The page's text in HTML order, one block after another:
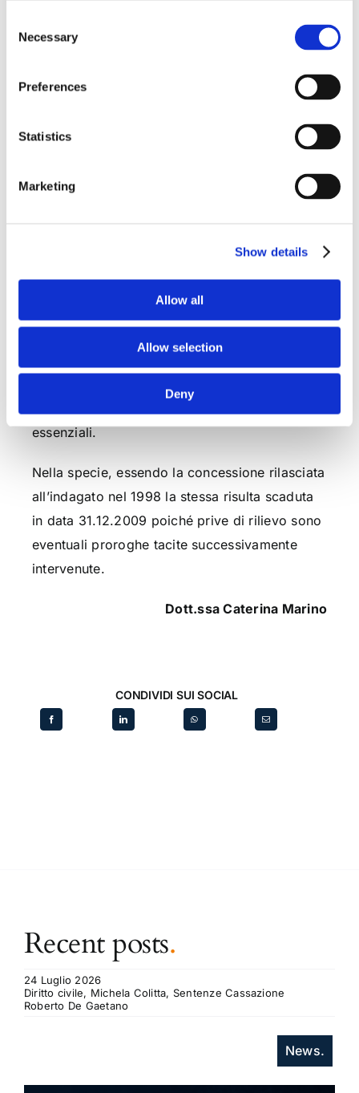
Selection
Necessary
Preferences
Statistics
Marketing
Show details
Allow all
Allow selection
Deny
comunque una espressa istanza da parte del
provvedimento espresso da parte del Comune,
previa necessaria verifica sia della sussistenza
di un titolo valido ma anche della costanza dei
La normativa vigente, quindi, determina
essenziali.
Nella specie, essendo la concessione rilasciata
all’indagato nel 1998 la stessa risulta scaduta
in data 31.12.2009 poiché prive di rilievo sono
eventuali proroghe tacite successivamente
intervenute.
Dott.ssa Caterina Marino
CONDIVIDI SUI SOCIAL
Recent posts.
24 Luglio 2026
Diritto civile, Michela Colitta, Sentenze Cassazione
Roberto De Gaetano
News.